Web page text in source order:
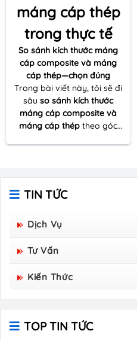
máng cáp thép
trong thực tế
So sánh kích thước máng
cáp composite và máng
cáp thép—chọn đúng
Trong bài viết này, tôi sẽ đi
sâu so sánh kích thước
máng cáp composite và
máng cáp thép theo góc
khảo sát tuyến cáp đến tối
ưu vật tư và đảm bảo kỹ
thuật vận hành lâu dài.
TIN TỨC
Dịch Vụ
Tư Vấn
Tấm Sàn Grating
Group Sản Xuất
Kiến Thức
TOP TIN TỨC